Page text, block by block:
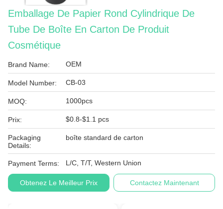
Emballage De Papier Rond Cylindrique De
Tube De Boîte En Carton De Produit
Cosmétique
Brand Name: OEM
Model Number: CB-03
MOQ: 1000pcs
Prix: $0.8-$1.1 pcs
Packaging
Details:
boîte standard de carton
Payment Terms: L/C, T/T, Western Union
Obtenez Le Meilleur Prix Contactez Maintenant